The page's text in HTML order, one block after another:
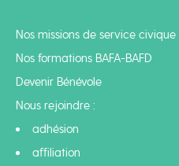
Nos missions de service civique
Nos formations BAFA-BAFD
Devenir Bénévole
Nous rejoindre :
adhésion
affiliation